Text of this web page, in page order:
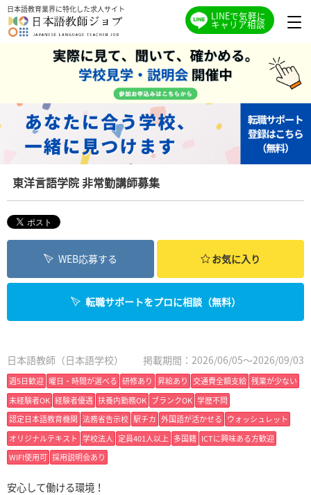
日本語教育業界に特化した求人サイト
LINEで気軽に
キャリア相談
東洋言語学院 非常勤講師募集
WEB応募する お気に入り
転職サポートをプロに相談（無料）
日本語教師（日本語学校） 掲載期間：2026/06/05～2026/09/03
週5日歓迎 曜日・時間が選べる 研修あり 昇給あり 交通費全額支給 残業が少ない
未経験者OK 経験者優遇 扶養内勤務OK ブランクOK 学歴不問
認定日本語教育機関 法務省告示校 駅チカ 外国語が活かせる ウォッシュレット
オリジナルテキスト 学校法人 定員401人以上 多国籍 ICTに興味ある方歓迎
WIFI使用可 採用説明会あり
安心して働ける環境！